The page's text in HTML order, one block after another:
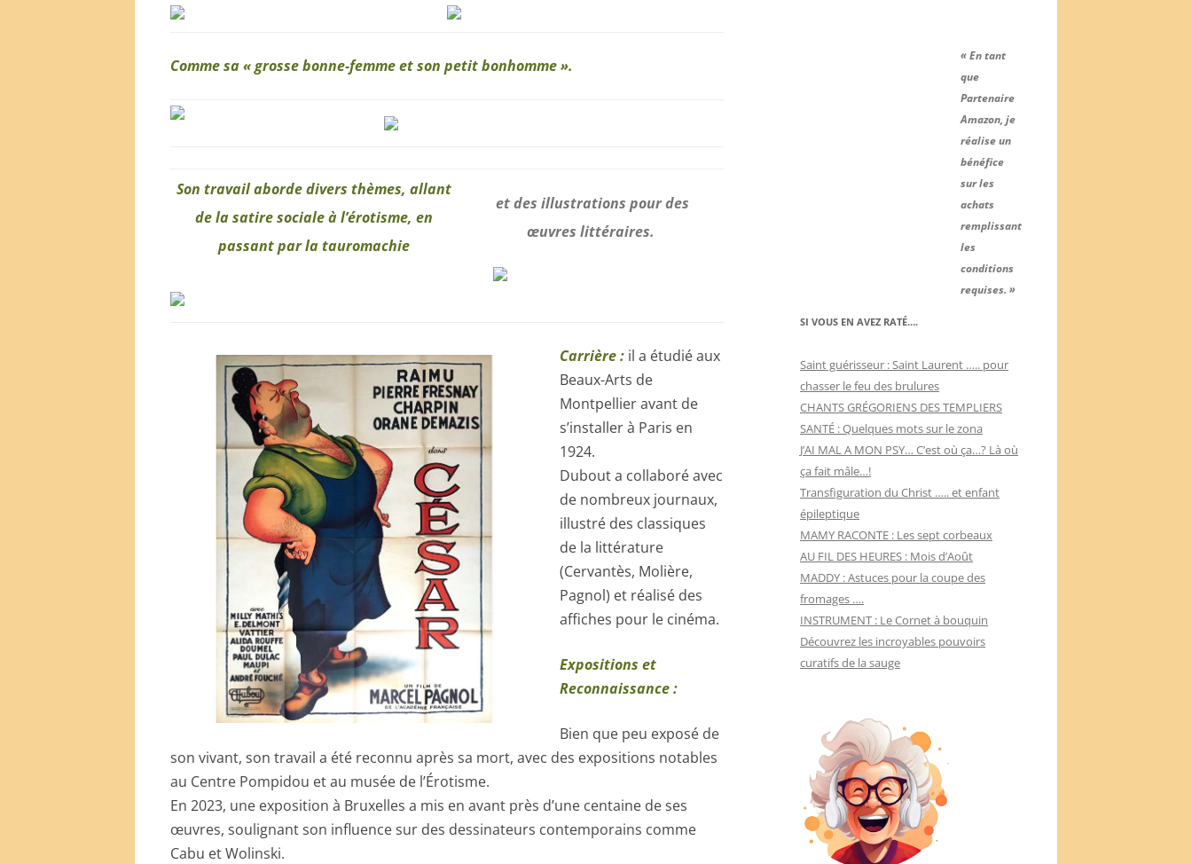
Comme sa « grosse bonne-femme et son petit bonhomme ».
Son travail aborde divers thèmes, allant
de la satire sociale à l’érotisme, en
passant par la tauromachie
et des illustrations pour des
œuvres littéraires.
Carrière : il a étudié aux
Beaux-Arts de
Montpellier avant de
s’installer à Paris en
1924.
Dubout a collaboré avec
de nombreux journaux,
illustré des classiques
de la littérature
(Cervantès, Molière,
Pagnol) et réalisé des
affiches pour le cinéma.
Expositions et
Reconnaissance :
Bien que peu exposé de
son vivant, son travail a été reconnu après sa mort, avec des expositions notables
au Centre Pompidou et au musée de l’Érotisme.
En 2023, une exposition à Bruxelles a mis en avant près d’une centaine de ses
œuvres, soulignant son influence sur des dessinateurs contemporains comme
Cabu et Wolinski.
« En tant
que
Partenaire
Amazon, je
réalise un
bénéfice
sur les
achats
remplissant
les
conditions
requises. »
SI VOUS EN AVEZ RATÉ….
Saint guérisseur : Saint Laurent ….. pour
chasser le feu des brulures
CHANTS GRÉGORIENS DES TEMPLIERS
SANTÉ : Quelques mots sur le zona
J’AI MAL A MON PSY… C’est où ça…? Là où
ça fait mâle…!
Transfiguration du Christ ….. et enfant
épileptique
MAMY RACONTE : Les sept corbeaux
AU FIL DES HEURES : Mois d’Août
MADDY : Astuces pour la coupe des
fromages ….
INSTRUMENT : Le Cornet à bouquin
Découvrez les incroyables pouvoirs
curatifs de la sauge